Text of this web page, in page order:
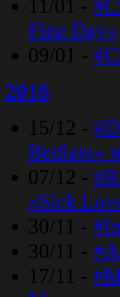
11/01 -
Fine Day»
09/01 -
2016
15/12 -
Bedlam»
07/12 -
«Sick
30/11 -
30/11 -
17/11 -